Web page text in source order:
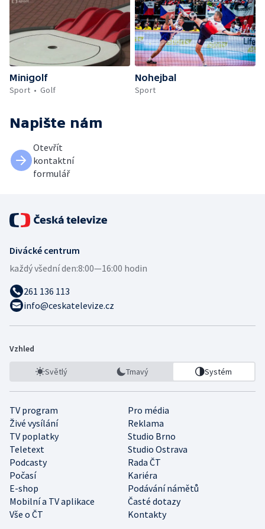
Minigolf
Sport
Golf
Nohejbal
Sport
Napište nám
Otevřít
kontaktní
formulář
Divácké centrum
každý všední den:8:00—16:00 hodin
261 136 113
info@ceskatelevize.cz
Vzhled
Světlý Tmavý Systém
TV program
Pro média
Živé vysílání
Reklama
TV poplatky
Studio Brno
Teletext
Studio Ostrava
Podcasty
Rada ČT
Počasí
Kariéra
E-shop
Podávání námětů
Mobilní a TV aplikace
Časté dotazy
Vše o ČT
Kontakty